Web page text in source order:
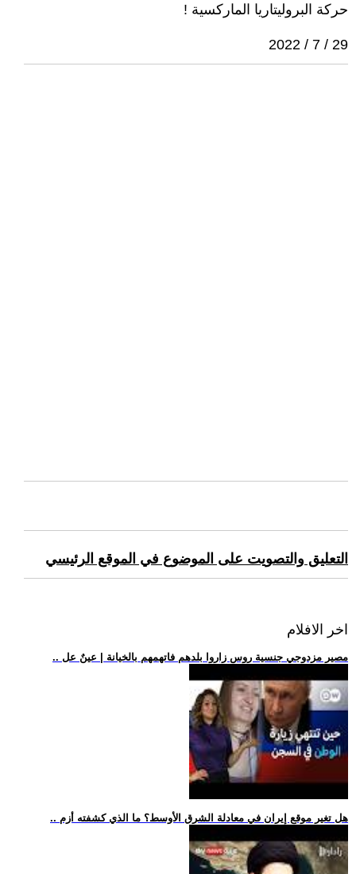
حركة البروليتاريا الماركسية !
29 / 7 / 2022
التعليق والتصويت على الموضوع في الموقع الرئيسي
اخر الافلام
.. مصير مزدوجي جنسية روس زاروا بلدهم فاتهمهم بالخيانة | عينٌ عل
.. هل تغير موقع إيران في معادلة الشرق الأوسط؟ ما الذي كشفته أزم